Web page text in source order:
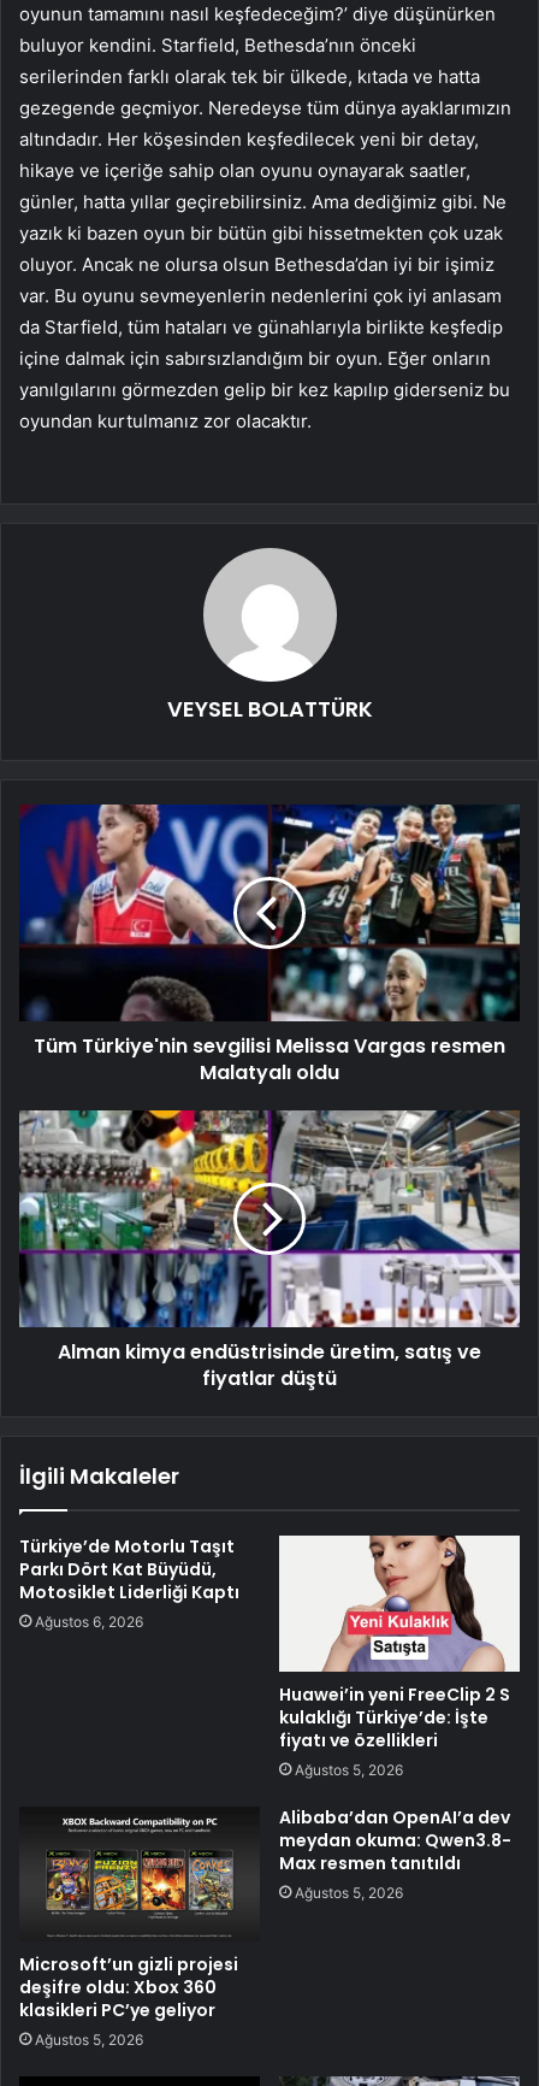
oyunun tamamını nasıl keşfedeceğim?’ diye düşünürken
buluyor kendini. Starfield, Bethesda’nın önceki
serilerinden farklı olarak tek bir ülkede, kıtada ve hatta
gezegende geçmiyor. Neredeyse tüm dünya ayaklarımızın
altındadır. Her köşesinden keşfedilecek yeni bir detay,
hikaye ve içeriğe sahip olan oyunu oynayarak saatler,
günler, hatta yıllar geçirebilirsiniz. Ama dediğimiz gibi. Ne
yazık ki bazen oyun bir bütün gibi hissetmekten çok uzak
oluyor. Ancak ne olursa olsun Bethesda’dan iyi bir işimiz
var. Bu oyunu sevmeyenlerin nedenlerini çok iyi anlasam
da Starfield, tüm hataları ve günahlarıyla birlikte keşfedip
içine dalmak için sabırsızlandığım bir oyun. Eğer onların
yanılgılarını görmezden gelip bir kez kapılıp giderseniz bu
oyundan kurtulmanız zor olacaktır.
VEYSEL BOLATTÜRK
Tüm Türkiye'nin sevgilisi Melissa Vargas resmen
Malatyalı oldu
Alman kimya endüstrisinde üretim, satış ve
fiyatlar düştü
İlgili Makaleler
Türkiye’de Motorlu Taşıt
Parkı Dört Kat Büyüdü,
Motosiklet Liderliği Kaptı
Ağustos 6, 2026
Huawei’in yeni FreeClip 2 S
kulaklığı Türkiye’de: İşte
fiyatı ve özellikleri
Ağustos 5, 2026
Microsoft’un gizli projesi
deşifre oldu: Xbox 360
klasikleri PC’ye geliyor
Ağustos 5, 2026
Alibaba’dan OpenAI’a dev
meydan okuma: Qwen3.8-
Max resmen tanıtıldı
Ağustos 5, 2026